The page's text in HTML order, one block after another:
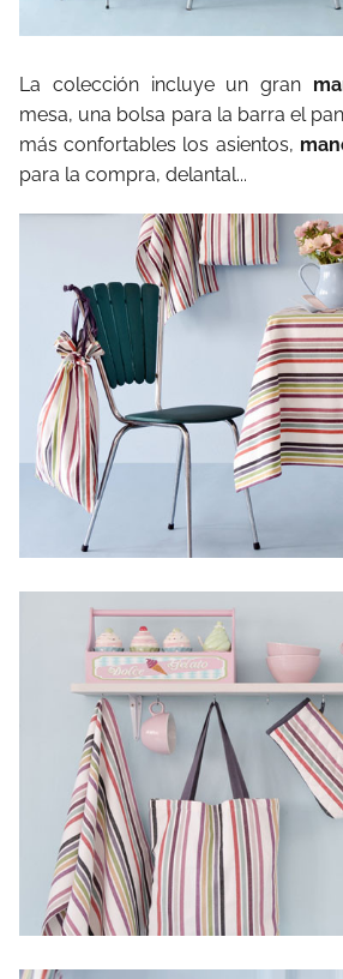
La colección incluye un gran
mesa, una bolsa para la barra el
más confortables los asientos,
para la compra, delantal...